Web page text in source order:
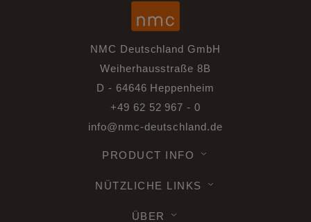
NMC Deutschland GmbH
Weiherhausstraße 8B
D - 64646 Heppenheim
+49 62 52 967 - 0
info@nmc-deutschland.de
PRODUCT INFO
NÜTZLICHE LINKS
ÜBER